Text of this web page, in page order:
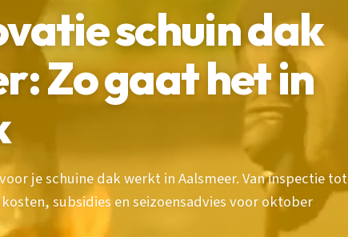
schuin dak
Zo gaat het in
je schuine dak werkt in Aalsmeer. Van inspectie tot
subsidies en seizoensadvies voor oktober